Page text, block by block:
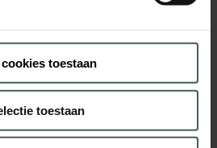
toestaan
toestaan